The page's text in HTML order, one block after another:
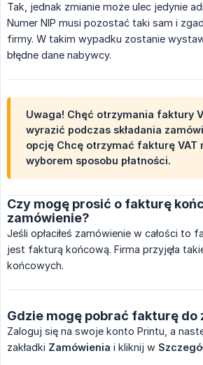
Tak, jednak zmianie może ulec jedynie
Numer NIP musi pozostać taki sam i
firmy. W takim wypadku zostanie
błędne dane nabywcy.
Uwaga! Chęć otrzymania faktury
wyrazić podczas składania
opcję Chcę otrzymać fakturę VAT
wyborem sposobu płatności.
Czy mogę prosić o fakturę
zamówienie?
Jeśli opłaciłeś zamówienie w całości to
jest fakturą końcową. Firma przyjęła
końcowych.
Gdzie mogę pobrać fakturę do
Zaloguj się na swoje konto Printu, a
zakładki Zamówienia i kliknij w